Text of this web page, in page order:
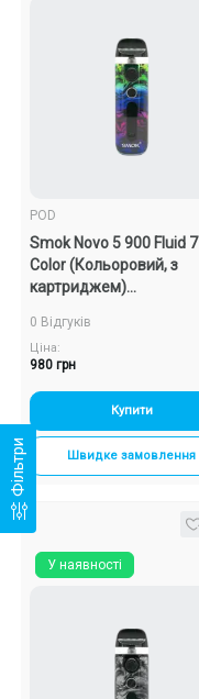
POD
Smok Novo 5 900 Fluid 7
Color (Кольоровий, з
картриджем)
0 Відгуків
Ціна:
980 грн
Купити
Швидке замовлення
У наявності
Фільтри